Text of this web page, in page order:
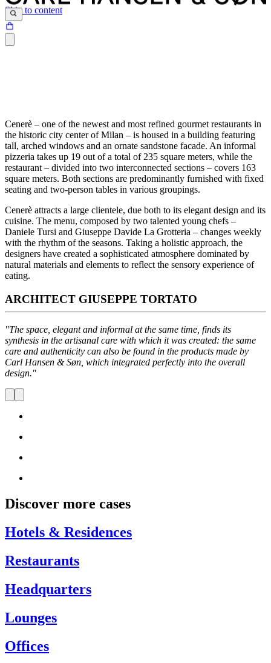
Skip to content
Cenerè – one of the newest and most refined gourmet restaurants in
the historic city center of Milan – is housed in a building featuring
tall, arched windows and an ornate sandstone facade. An informal
pizzeria takes up 19 out of a total of 235 square meters, while the
restaurant – divided into two interconnected sections – covers 163
square meters. Both sections are predominantly furnished with fixed
seating and two-person tables in various groupings.
Cenerè attracts a large clientele, due both to its elegant design and its
cuisine. The menu, composed by two talented young chefs –
Daniele Tursi and Giuseppe Davide La Grotteria – changes weekly
with the rhythm of the seasons. Taking a holistic approach, the
designers have created a sophisticated atmosphere dominated by
natural materials and elements to reflect the sensory experience of
eating.
ARCHITECT GIUSEPPE TORTATO
"The space, elegant and informal at the same time, finds its
synthesis in the artisanal care with which it was created: the same
care and authenticity can also be found in the products made by
Carl Hansen & Søn, which integrated perfectly into the overall
design."
Discover more cases
Hotels & Residences
Restaurants
Headquarters
Lounges
Offices